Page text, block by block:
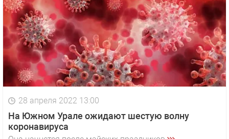
28 апреля 2022 13:00
На Южном Урале ожидают шестую волну
коронавируса